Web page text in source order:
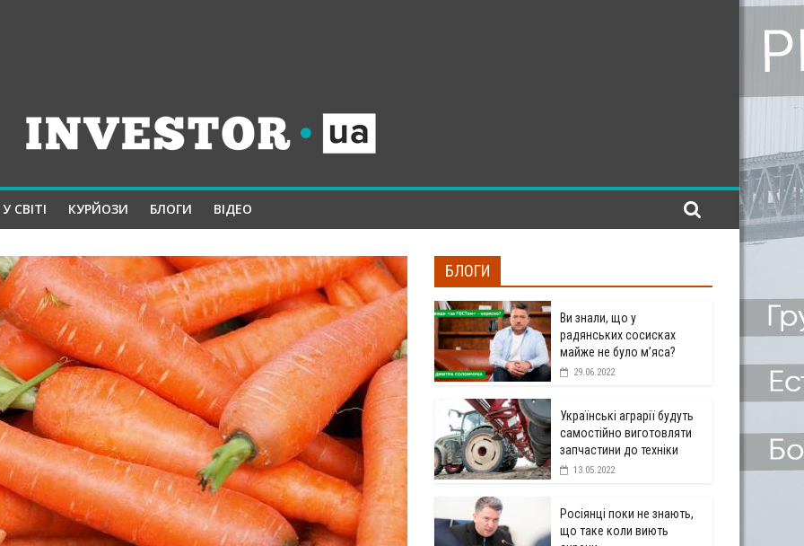
У СВІТІ КУРЙОЗИ БЛОГИ ВІДЕО
БЛОГИ
Ви знали, що у
радянських сосисках
майже не було м’яса?
29.06.2022
Українські аграрії будуть
самостійно виготовляти
запчастини до техніки
13.05.2022
Росіянці поки не знають,
що таке коли виють